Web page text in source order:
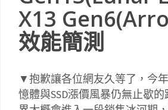
X13
效能簡測
▼抱歉讓各位網友久等了，今
憶體與SSD漲價風暴仍無止歇